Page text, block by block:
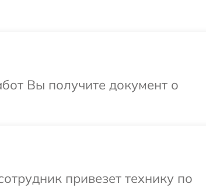
Вы получите документ о
привезет технику по